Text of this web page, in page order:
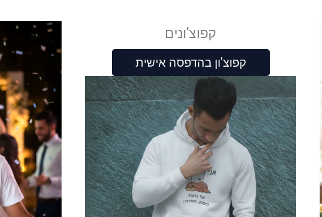
קפוצ'ונים
קפוצ'ון בהדפסה אישית